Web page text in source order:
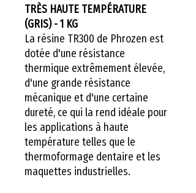
TRÈS HAUTE TEMPÉRATURE
(GRIS) - 1 KG
La résine TR300 de Phrozen est
dotée d'une résistance
thermique extrêmement élevée,
d'une grande résistance
mécanique et d'une certaine
dureté, ce qui la rend idéale pour
les applications à haute
température telles que le
thermoformage dentaire et les
maquettes industrielles.